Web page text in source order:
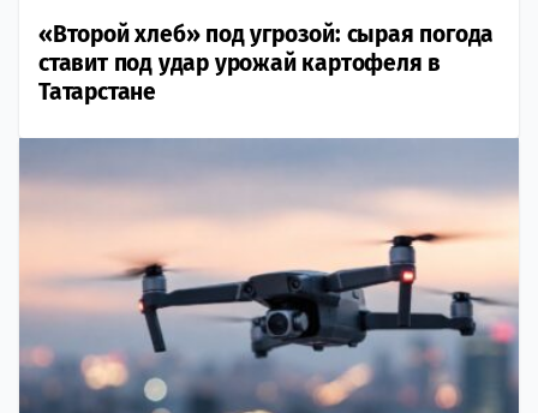
«Второй хлеб» под угрозой: сырая погода
ставит под удар урожай картофеля в
Татарстане